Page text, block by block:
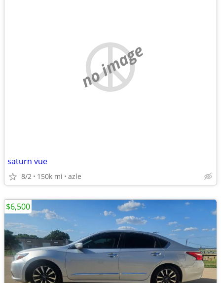
no image
saturn vue
8/2 150k mi azle
$6,500